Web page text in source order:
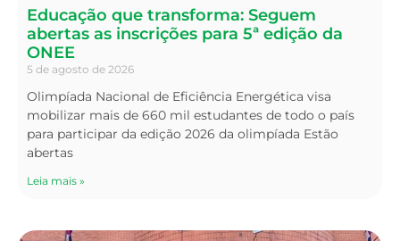
Educação que transforma: Seguem
abertas as inscrições para 5ª edição da
ONEE
5 de agosto de 2026
Olimpíada Nacional de Eficiência Energética visa
mobilizar mais de 660 mil estudantes de todo o país
para participar da edição 2026 da olimpíada Estão
abertas
Leia mais »